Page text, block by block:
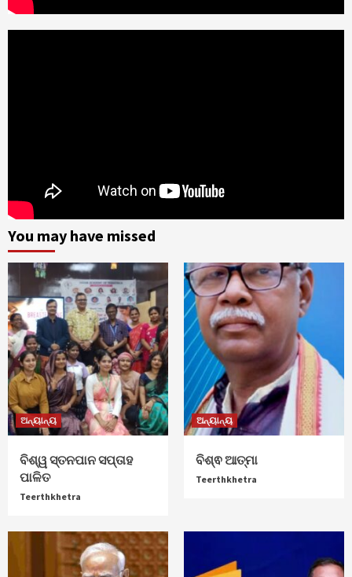
You may have missed
ଅନ୍ୟାନ୍ୟ
ବିଶ୍ୱ ସ୍ତନପାନ ସପ୍ତାହ
ପାଳିତ
Teerthkhetra
ଅନ୍ୟାନ୍ୟ
ବିଶ୍ଵ ଆତ୍ମା
Teerthkhetra